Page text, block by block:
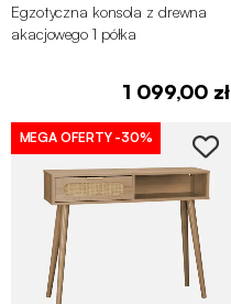
Egzotyczna konsola z drewna
akacjowego 1 półka
1 099,00 zł
MEGA OFERTY -30%